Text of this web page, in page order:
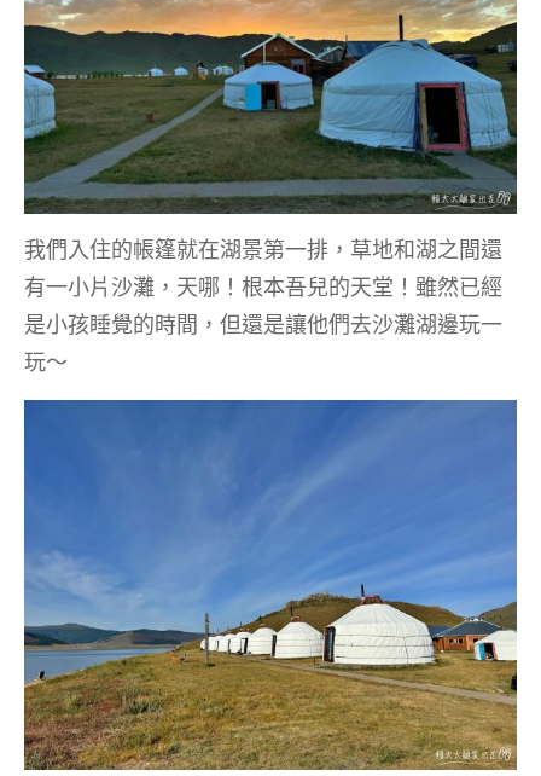
我們入住的帳篷就在湖景第一排，草地和湖之間還
有一小片沙灘，天哪！根本吾兒的天堂！雖然已經
是小孩睡覺的時間，但還是讓他們去沙灘湖邊玩一
玩～